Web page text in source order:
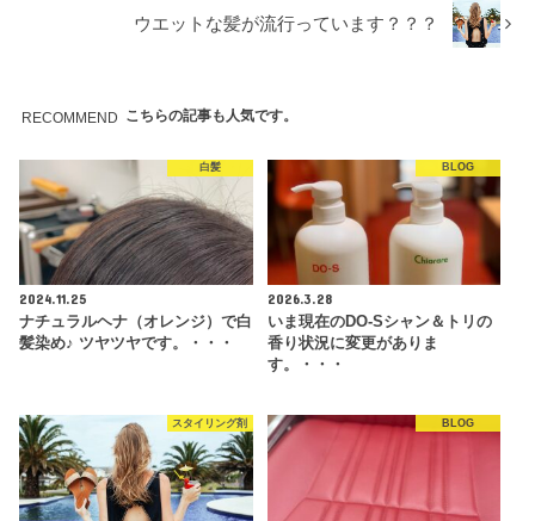
ウエットな髪が流行っています？？？
RECOMMEND こちらの記事も人気です。
白髪
2024.11.25
ナチュラルヘナ（オレンジ）で白
髪染め♪ ツヤツヤです。・・・
BLOG
2026.3.28
いま現在のDO-Sシャン＆トリの
香り状況に変更がありま
す。・・・
スタイリング剤 BLOG